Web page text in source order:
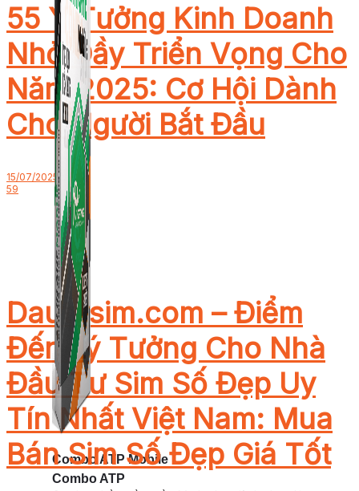
Combo ATP
Combo ATP Mobile
55 Ý Tưởng Kinh Doanh
Nhỏ Đầy Triển Vọng Cho
Năm 2025: Cơ Hội Dành
Cho Người Bắt Đầu
15/07/2025
59
Dautusim.com – Điểm
Đến Lý Tưởng Cho Nhà
Đầu Tư Sim Số Đẹp Uy
Tín Nhất Việt Nam: Mua
Bán Sim Số Đẹp Giá Tốt